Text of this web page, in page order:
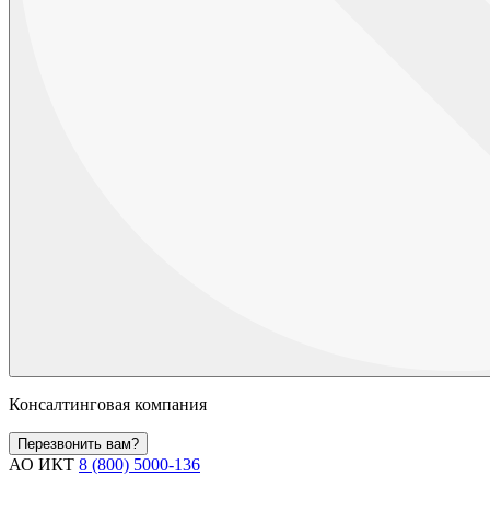
Консалтинговая компания
Перезвонить вам?
АО ИКТ 8 (800) 5000-136